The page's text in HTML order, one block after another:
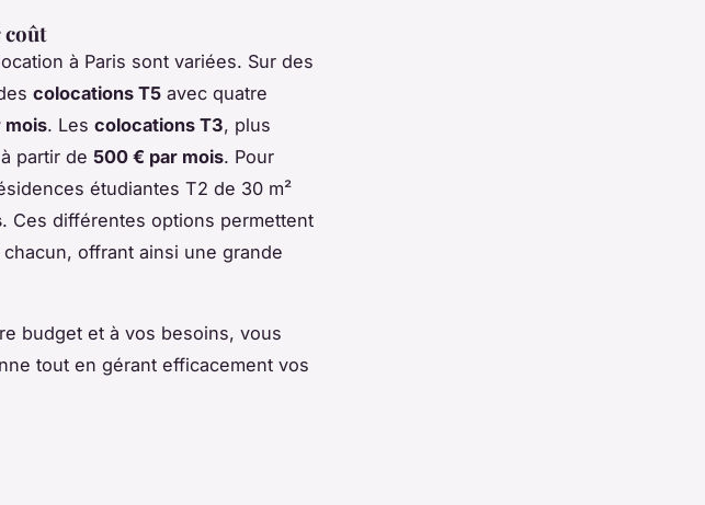
coût
à Paris sont variées. Sur des
colocations T5 avec quatre
mois. Les colocations T3, plus
partir de 500 € par mois. Pour
étudiantes T2 de 30 m²
. Ces différentes options permettent
offrant ainsi une grande
budget et à vos besoins, vous
tout en gérant efficacement vos